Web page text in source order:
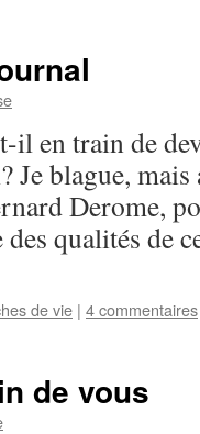
il en train de
blague,
Derome,
des qualités
de vie | 4 commentaires
de vous